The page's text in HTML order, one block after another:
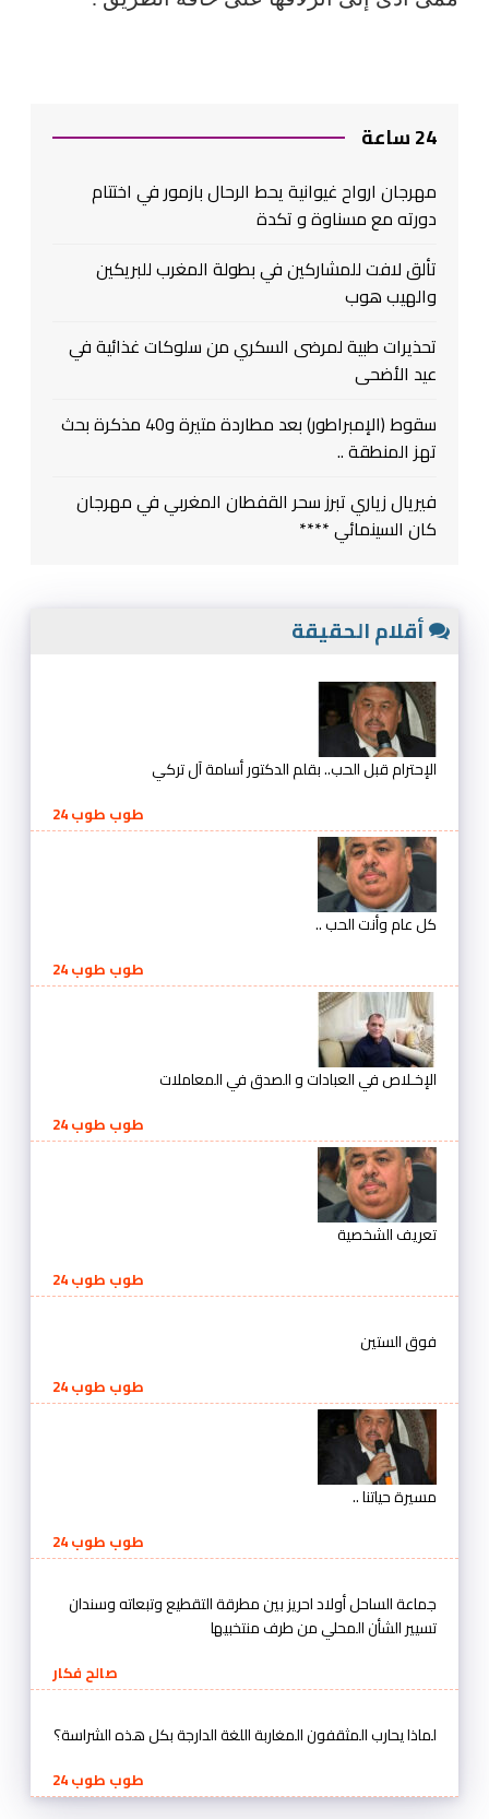
24 ساعة
مهرجان ارواح غيوانية يحط الرحال بازمور في اختتام
دورته مع مسناوة و تكدة
تألق لافت للمشاركين في بطولة المغرب للبريكين
والهيب هوب
تحذيرات طبية لمرضى السكري من سلوكات غذائية في
عيد الأضحى
سقوط (الإمبراطور) بعد مطاردة متيرة و40 مذكرة بحث
تهز المنطقة ..
فيريال زياري تبرز سحر القفطان المغربي في مهرجان
كان السينمائي ****
أقلام الحقيقة
الإحترام قبل الحب.. بقلم الدكتور أسامة آل تركي
طوب طوب 24
كل عام وأنت الحب ..
طوب طوب 24
الإخـلاص في العبادات و الصدق في المعاملات
طوب طوب 24
تعريف الشخصية
طوب طوب 24
فوق الستين
طوب طوب 24
مسيرة حياتنا ..
طوب طوب 24
جماعة الساحل أولاد احريز بين مطرقة التقطيع وتبعاته وسندان
تسيير الشأن المحلي من طرف منتخبيها
صالح فكار
لماذا يحارب المثقفون المغاربة اللغة الدارجة بكل هذه الشراسة؟
طوب طوب 24